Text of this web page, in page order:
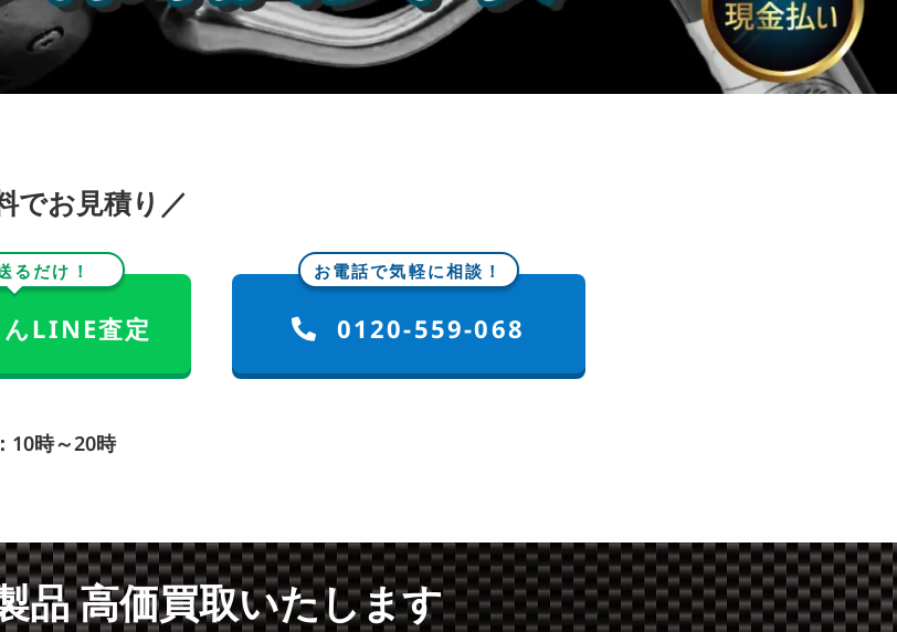
でお見積り／
るだけ！
LINE査定
お電話で気軽に相談！
0120-559-068
10時～20時
品 高価買取いたします